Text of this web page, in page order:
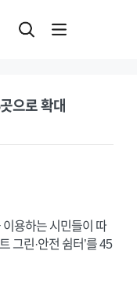
으로 확대
용하는 시민들이 따
그린·안전 쉼터’를 45